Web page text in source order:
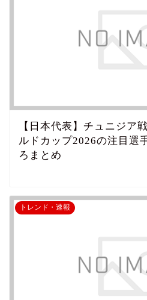
【日本代表】チュニジア
ルドカップ2026の注目選
ろまとめ
トレンド・速報